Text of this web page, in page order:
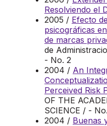
Resolviendo el
2005 / Efecto
psicográficas
de marcas
de
- No. 2
2004 / An
Perceived Risk
OF THE
SCIENCE / -
2004 / Buenas